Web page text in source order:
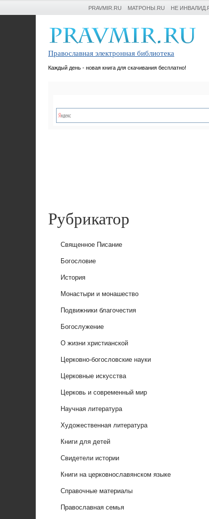
PRAVMIR.RU МАТРОНЫ.RU НЕ
Православная электронная библиотека
Каждый день - новая книга для скачивания бесплатно!
Рубрикатор
Священное Писание
Богословие
История
Монастыри и монашество
Подвижники благочестия
Богослужение
О жизни христианской
Церковно-богословские науки
Церковные искусства
Церковь и современный мир
Научная литература
Художественная литература
Книги для детей
Свидетели истории
Книги на церковнославянском языке
Справочные материалы
Православная семья